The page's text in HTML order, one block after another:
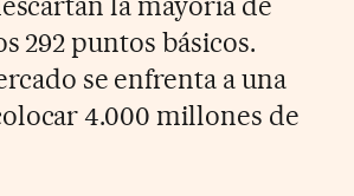
292 puntos básicos.
se enfrenta a una
4.000 millones de